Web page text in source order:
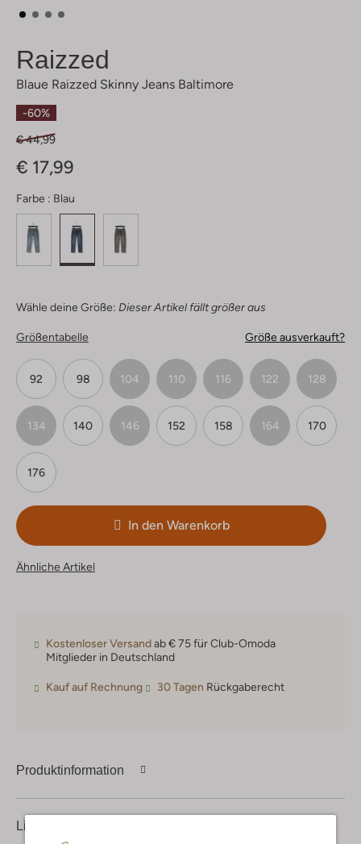
Raizzed
Blaue Raizzed Skinny Jeans Baltimore
-60%
€ 44,99
€ 17,99
Farbe : Blau
Wähle deine Größe: Dieser Artikel fällt größer aus
Größentabelle Größe ausverkauft?
92 98 104 110 116 122 128
134 140 146 152 158 164 170
176
In den Warenkorb
Ähnliche Artikel
Kostenloser Versandab € 75 für Club-Omoda
Mitglieder in Deutschland
Kauf auf Rechnung 30 Tagen Rückgaberecht
Produktinformation
Lieferung & Rückgabe